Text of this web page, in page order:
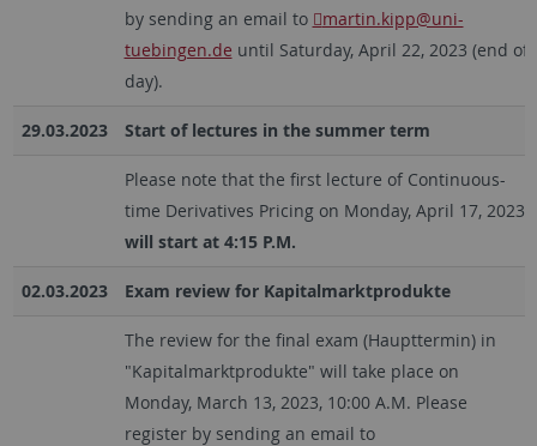
by sending an email to
martin.kipp@uni-
tuebingen.de until Saturday, April 22, 2023 (end of
day).
29.03.2023 Start of lectures in the summer term
Please note that the first lecture of Continuous-
time Derivatives Pricing on Monday, April 17, 2023,
will start at 4:15 P.M.
02.03.2023 Exam review for Kapitalmarktprodukte
The review for the final exam (Haupttermin) in
"Kapitalmarktprodukte" will take place on
Monday, March 13, 2023, 10:00 A.M. Please
register by sending an email to